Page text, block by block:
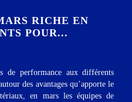
RICHE EN
POUR...
de performance aux différents
des avantages qu’apporte le
en mars les équipes de